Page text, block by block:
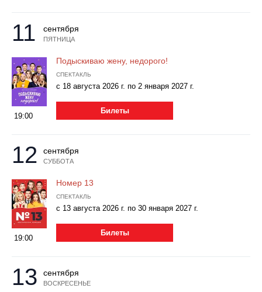
Шансон, романс, авторская песня
Металл
Музыкальный спектакль
Иммерсивный спектакль
11 ПЯТНИЦА
сентября
19:00
Подыскиваю жену, недорого!
СПЕКТАКЛЬ
с 18 августа 2026 г. по 2 января 2027 г.
Билеты
12 СУББОТА
сентября
19:00
Номер 13
СПЕКТАКЛЬ
с 13 августа 2026 г. по 30 января 2027 г.
Билеты
13 ВОСКРЕСЕНЬЕ
сентября